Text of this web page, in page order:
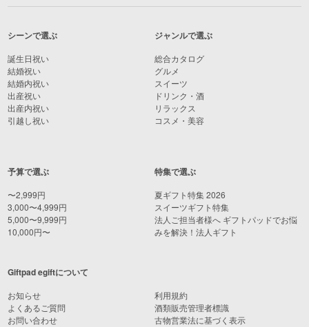
シーンで選ぶ
誕生日祝い
結婚祝い
結婚内祝い
出産祝い
出産内祝い
引越し祝い
予算で選ぶ
〜2,999円
3,000〜4,999円
5,000〜9,999円
10,000円〜
ジャンルで選ぶ
総合カタログ
グルメ
スイーツ
ドリンク・酒
リラックス
コスメ・美容
特集で選ぶ
夏ギフト特集 2026
スイーツギフト特集
法人ご担当者様へ ギフトパッドでお悩
みを解決！法人ギフト
Giftpad egiftについて
お知らせ
よくあるご質問
お問い合わせ
利用規約
酒類販売管理者標識
古物営業法に基づく表示